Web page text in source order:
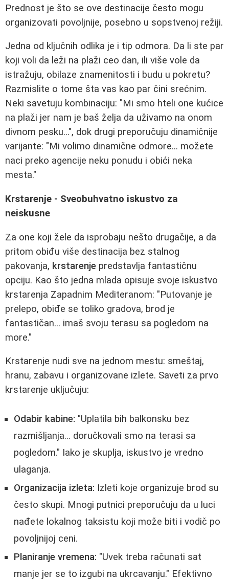
Prednost je što se ove destinacije često mogu
organizovati povoljnije, posebno u sopstvenoj režiji.
Jedna od ključnih odlika je i tip odmora. Da li ste par
koji voli da leži na plaži ceo dan, ili više vole da
istražuju, obilaze znamenitosti i budu u pokretu?
Razmislite o tome šta vas kao par čini srećnim.
Neki savetuju kombinaciju: "Mi smo hteli one kućice
na plaži jer nam je baš želja da uživamo na onom
divnom pesku...", dok drugi preporučuju dinamičnije
varijante: "Mi volimo dinamične odmore... možete
naci preko agencije neku ponudu i obići neka
mesta."
Krstarenje - Sveobuhvatno iskustvo za
neiskusne
Za one koji žele da isprobaju nešto drugačije, a da
pritom obiđu više destinacija bez stalnog
pakovanja, krstarenje predstavlja fantastičnu
opciju. Kao što jedna mlada opisuje svoje iskustvo
krstarenja Zapadnim Mediteranom: "Putovanje je
prelepo, obiđe se toliko gradova, brod je
fantastičan... imaš svoju terasu sa pogledom na
more."
Krstarenje nudi sve na jednom mestu: smeštaj,
hranu, zabavu i organizovane izlete. Saveti za prvo
krstarenje uključuju:
Odabir kabine: "Uplatila bih balkonsku bez
razmišljanja... doručkovali smo na terasi sa
pogledom." Iako je skuplja, iskustvo je vredno
ulaganja.
Organizacija izleta: Izleti koje organizuje brod su
često skupi. Mnogi putnici preporučuju da u luci
nađete lokalnog taksistu koji može biti i vodič po
povoljnijoj ceni.
Planiranje vremena: "Uvek treba računati sat
manje jer se to izgubi na ukrcavanju." Efektivno